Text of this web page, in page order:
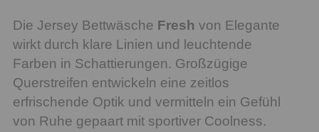
Die Jersey Bettwäsche Fresh von Elegante
wirkt durch klare Linien und leuchtende
Farben in Schattierungen. Großzügige
Querstreifen entwickeln eine zeitlos
erfrischende Optik und vermitteln ein Gefühl
von Ruhe gepaart mit sportiver Coolness.